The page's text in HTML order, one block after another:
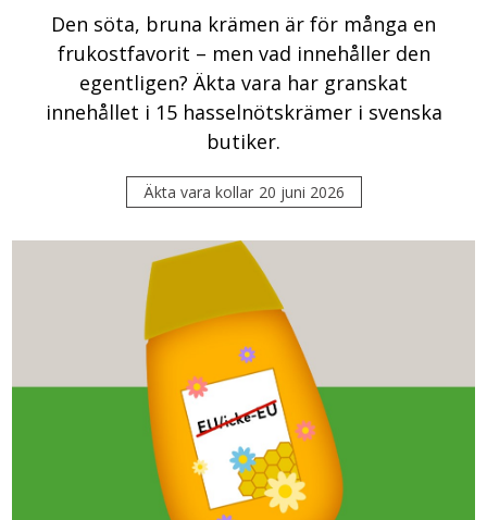
Den söta, bruna krämen är för många en
frukostfavorit – men vad innehåller den
egentligen? Äkta vara har granskat
innehållet i 15 hasselnötskrämer i svenska
butiker.
Äkta vara kollar 20 juni 2026